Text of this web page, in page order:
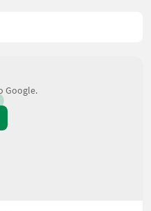
Google.